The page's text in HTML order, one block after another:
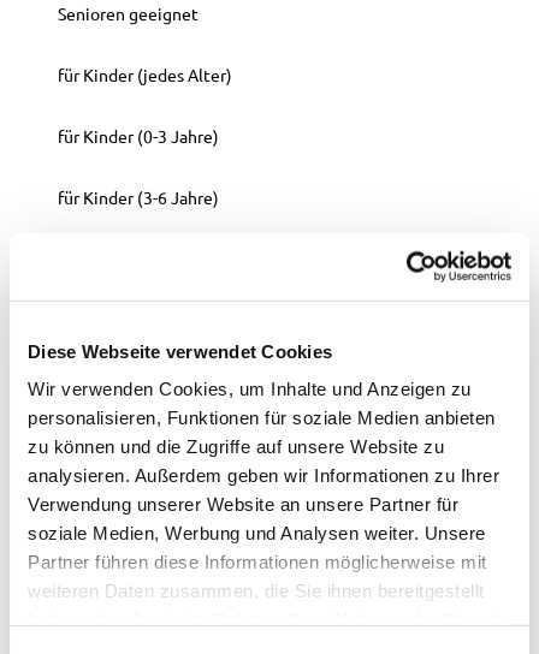
Diese Webseite verwendet Cookies
Wir verwenden Cookies, um Inhalte und Anzeigen zu
personalisieren, Funktionen für soziale Medien anbieten
zu können und die Zugriffe auf unsere Website zu
analysieren. Außerdem geben wir Informationen zu Ihrer
Verwendung unserer Website an unsere Partner für
soziale Medien, Werbung und Analysen weiter. Unsere
Partner führen diese Informationen möglicherweise mit
weiteren Daten zusammen, die Sie ihnen bereitgestellt
Senioren geeignet
für Kinder (jedes Alter)
für Kinder (0-3 Jahre)
für Kinder (3-6 Jahre)
Von der A28 kommend, biegen sich rechts auf die
Ammerlandallee ab. An der ersten Querstraße biegen Sie
links auf die Langebrügger Str. ab und folgen dieser. Die
Langebrüggerstr. geht in die Burgstraße über. Ca. 750m
weiter biegen Sie links auf die Wittenheimstr. ab. Nach
einigen Metern befindet sich der Wittenheimer Burgplatz
auf der rechten Seite.